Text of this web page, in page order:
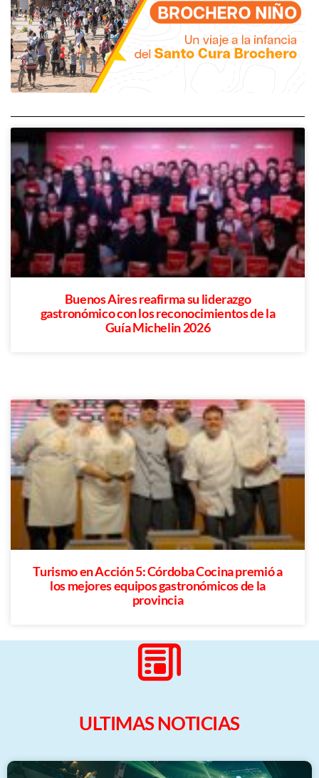
Buenos Aires reafirma su liderazgo
gastronómico con los reconocimientos de la
Guía Michelin 2026
Turismo en Acción 5: Córdoba Cocina premió a
los mejores equipos gastronómicos de la
provincia
ULTIMAS NOTICIAS